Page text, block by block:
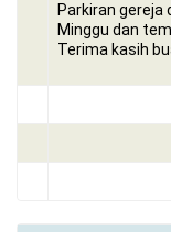
Parkiran gereja
Minggu dan
Terima kasih